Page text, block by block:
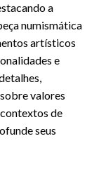
a
numismática
artísticos
e
valores
de
seus